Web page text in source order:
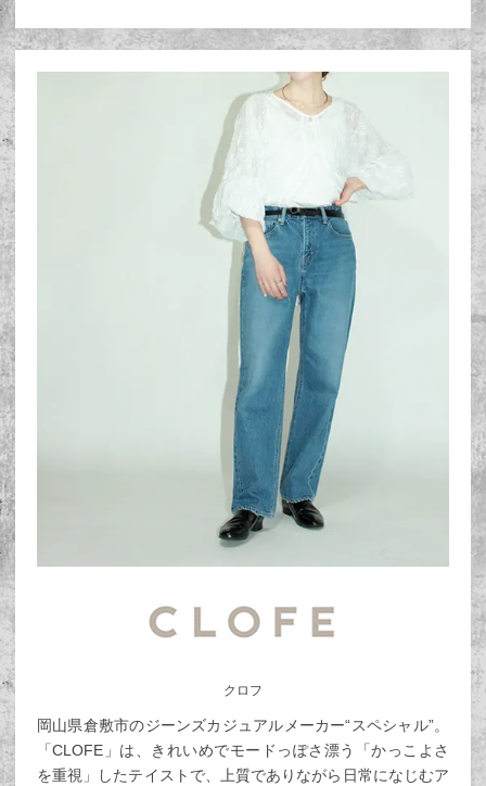
クロフ
岡山県倉敷市のジーンズカジュアルメーカー“スペシャル”。
「CLOFE」は、きれいめでモードっぽさ漂う「かっこよさ
を重視」したテイストで、上質でありながら日常になじむア